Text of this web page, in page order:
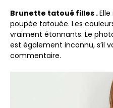
Brunette tatoué filles .
poupée tatouée. Les
vraiment étonnants. Le
est également inconnu, s’il
commentaire.